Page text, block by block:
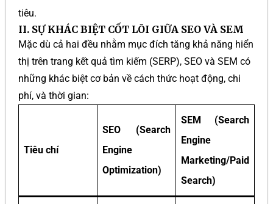
tiêu.
II. SỰ KHÁC BIỆT CỐT LÕI GIỮA SEO VÀ SEM
Mặc dù cả hai đều nhằm mục đích tăng khả năng hiển
thị trên trang kết quả tìm kiếm (SERP), SEO và SEM có
những khác biệt cơ bản về cách thức hoạt động, chi
phí, và thời gian:
Tiêu chí
SEO (Search
Engine
Optimization)
SEM (Search
Engine
Marketing/Paid
Search)